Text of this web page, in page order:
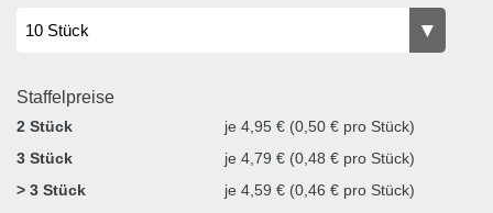
Staffelpreise
2 Stück
je 4,95 € (0,50 € pro Stück)
3 Stück
je 4,79 € (0,48 € pro Stück)
> 3 Stück
je 4,59 € (0,46 € pro Stück)